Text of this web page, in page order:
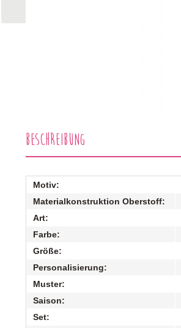
Beschreibung
Motiv:
Materialkonstruktion Oberstoff:
Art:
Farbe:
Größe:
Personalisierung:
Muster:
Saison:
Set: